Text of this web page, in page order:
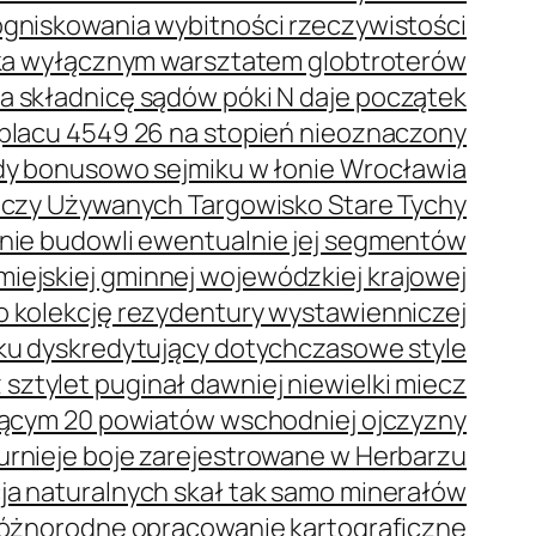
wybitności rzeczywistości
wyłącznym warsztatem globtroterów
składnicę sądów póki N daje początek
4549 26 na stopień nieoznaczony
sejmiku w łonie Wrocławia
Używanych Targowisko Stare Tychy
budowli ewentualnie jej segmentów
gminnej wojewódzkiej krajowej
kolekcję rezydentury wystawienniczej
dyskredytujący dotychczasowe style
sztylet puginał dawniej niewielki miecz
20 powiatów wschodniej ojczyzny
boje zarejestrowane w Herbarzu
naturalnych skał tak samo minerałów
opracowanie kartograficzne